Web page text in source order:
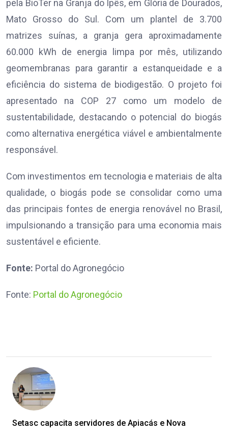
pela BioTer na Granja do Ipês, em Glória de Dourados,
Mato Grosso do Sul. Com um plantel de 3.700
matrizes suínas, a granja gera aproximadamente
60.000 kWh de energia limpa por mês, utilizando
geomembranas para garantir a estanqueidade e a
eficiência do sistema de biodigestão. O projeto foi
apresentado na COP 27 como um modelo de
sustentabilidade, destacando o potencial do biogás
como alternativa energética viável e ambientalmente
responsável.
Com investimentos em tecnologia e materiais de alta
qualidade, o biogás pode se consolidar como uma
das principais fontes de energia renovável no Brasil,
impulsionando a transição para uma economia mais
sustentável e eficiente.
Fonte: Portal do Agronegócio
Fonte: Portal do Agronegócio
Setasc capacita servidores de Apiacás e Nova